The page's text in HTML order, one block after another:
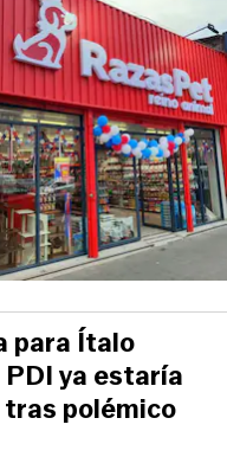
para Ítalo
PDI ya estaría
polémico